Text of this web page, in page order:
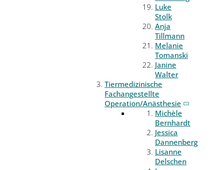
Luke
Stolk
Anja
Tillmann
Melanie
Tomanski
Janine
Walter
Tiermedizinische
Fachangestellte
Operation/Anästhesie
Michèle
Bernhardt
Jessica
Dannenberg
Lisanne
Delschen